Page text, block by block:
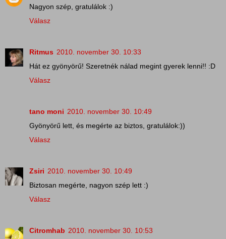
Nagyon szép, gratulálok :)
Válasz
Ritmus 2010. november 30. 10:33
Hát ez gyönyörű! Szeretnék nálad megint gyerek lenni!! :D
Válasz
tano moni 2010. november 30. 10:49
Gyönyörű lett, és megérte az biztos, gratulálok:))
Válasz
Zsiri 2010. november 30. 10:49
Biztosan megérte, nagyon szép lett :)
Válasz
Citromhab 2010. november 30. 10:53